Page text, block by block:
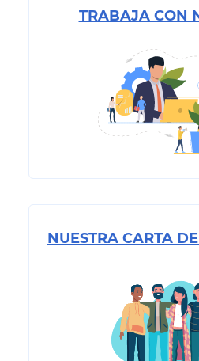
TRABAJA CON
NUESTRA CARTA